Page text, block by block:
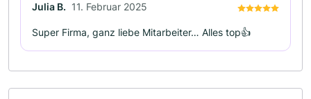
Julia B. 11. Februar 2025
Super Firma, ganz liebe Mitarbeiter… Alles top👍